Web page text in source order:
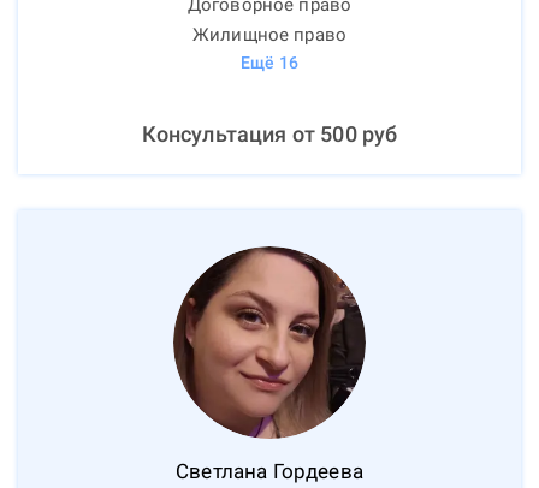
Договорное право
Жилищное право
Ещё 16
Консультация от 500руб
Светлана Гордеева